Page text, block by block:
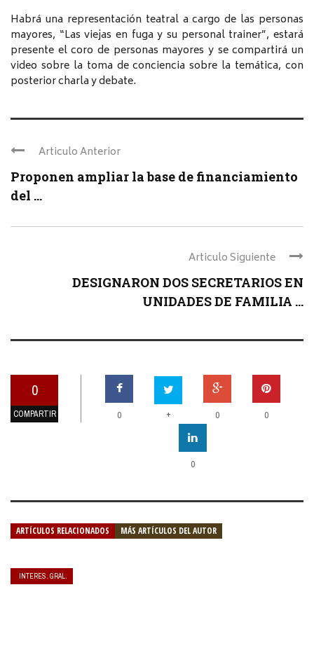
Habrá una representación teatral a cargo de las personas
mayores, “Las viejas en fuga y su personal trainer”, estará
presente el coro de personas mayores y se compartirá un
video sobre la toma de conciencia sobre la temática, con
posterior charla y debate.
Articulo Anterior
Proponen ampliar la base de financiamiento
del ...
Articulo Siguiente
DESIGNARON DOS SECRETARIOS EN
UNIDADES DE FAMILIA ...
0
COMPARTIR 0 + 0 0
0
ARTÍCULOS RELACIONADOS MÁS ARTÍCULOS DEL AUTOR
INTERES. GRAL.